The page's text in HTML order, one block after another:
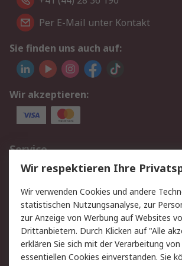
Per E-Mail unter Kontakt
Sie finden uns auch auf:
Wir akzeptieren:
Service
Value Added Services
Rücksendungen
Kontakt
Hilfe
Rechtliches
AGB
Wir respektieren Ihre
Wir verwenden Cookies und andere
statistischen Nutzungsanalyse, zur
zur Anzeige von Werbung auf Websites
Drittanbietern. Durch Klicken auf "Alle
erklären Sie sich mit der Verarbeitung
essentiellen Cookies einverstanden. Sie